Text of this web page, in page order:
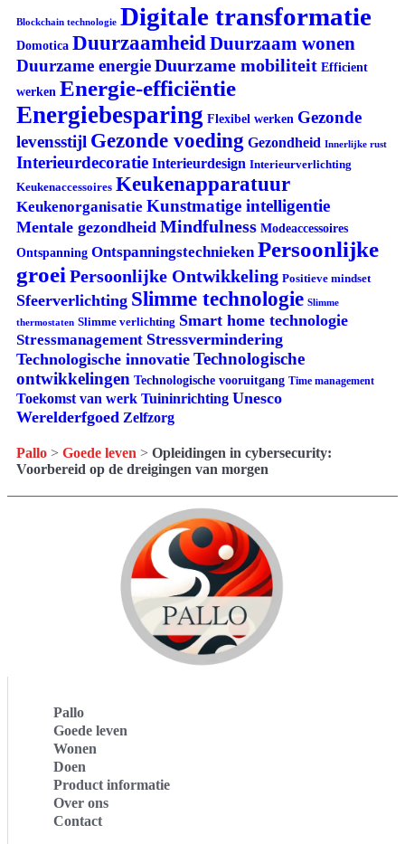
Blockchain technologie Digitale transformatie
Domotica Duurzaamheid Duurzaam wonen
Duurzame energieDuurzame mobiliteit Efficient
werken Energie-efficiëntie
Energiebesparing Flexibel werken Gezonde
levensstijl Gezonde voeding Gezondheid Innerlijke rust
Interieurdecoratie Interieurdesign Interieurverlichting
Keukenaccessoires Keukenapparatuur
Keukenorganisatie Kunstmatige intelligentie
Mentale gezondheid Mindfulness Modeaccessoires
Ontspanning Ontspanningstechnieken Persoonlijke
groei Persoonlijke Ontwikkeling Positieve mindset
Sfeerverlichting Slimme technologie Slimme
thermostaten Slimme verlichting Smart home technologie
Stressmanagement Stressvermindering
Technologische innovatie Technologische
ontwikkelingen Technologische vooruitgang Time management
Toekomst van werk Tuininrichting Unesco
Werelderfgoed Zelfzorg
Pallo > Goede leven > Opleidingen in cybersecurity:
Voorbereid op de dreigingen van morgen
Pallo
Goede leven
Wonen
Doen
Product informatie
Over ons
Contact